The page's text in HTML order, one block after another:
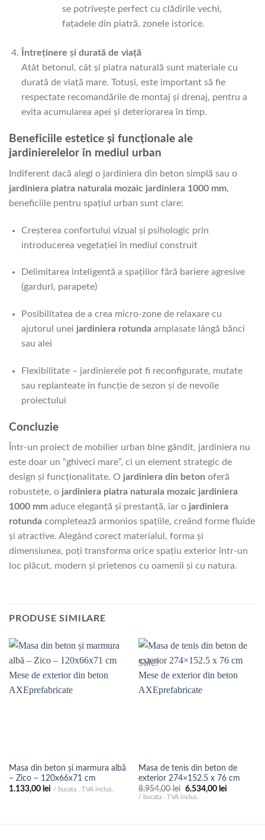
se potrivește perfect cu clădirile vechi,
fațadele din piatră, zonele istorice.
Întreținere și durată de viață
Atât betonul, cât și piatra naturală sunt materiale cu
durată de viață mare. Totuși, este important să fie
respectate recomandările de montaj și drenaj, pentru a
evita acumularea apei și deteriorarea în timp.
Beneficiile estetice și funcționale ale
jardinierelelor în mediul urban
Indiferent dacă alegi o jardiniera din beton simplă sau o
jardiniera piatra naturala mozaic jardiniera 1000 mm,
beneficiile pentru spațiul urban sunt clare:
Creșterea confortului vizual și psihologic prin
introducerea vegetației în mediul construit
Delimitarea inteligentă a spațiilor fără bariere agresive
(garduri, parapete)
Posibilitatea de a crea micro-zone de relaxare cu
ajutorul unei jardiniera rotundaamplasate lângă bănci
sau alei
Flexibilitate – jardinierele pot fi reconfigurate, mutate
sau replanteate în funcție de sezon și de nevoile
proiectului
Concluzie
Într-un proiect de mobilier urban bine gândit, jardiniera nu
este doar un “ghiveci mare”, ci un element strategic de
design și funcționalitate. O jardiniera din beton oferă
robustețe, o jardiniera piatra naturala mozaic jardiniera
1000 mm aduce eleganță și prestanță, iar o jardiniera
rotunda completează armonios spațiile, creând forme fluide
și atractive. Alegând corect materialul, forma și
dimensiunea, poți transforma orice spațiu exterior într-un
loc plăcut, modern și prietenos cu oamenii și cu natura.
PRODUSE SIMILARE
Masa din beton și marmura albă
– Zico – 120x66x71 cm
1.133,00 lei / bucata . TVA inclus.
Sale!
Masa de tenis din beton de
exterior 274×152.5 x 76 cm
8.954,00lei Prețul
inițial
6.534,00 leiPrețul
/ bucata . TVA inclus.